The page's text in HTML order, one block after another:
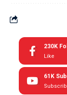
230K
Like
61K